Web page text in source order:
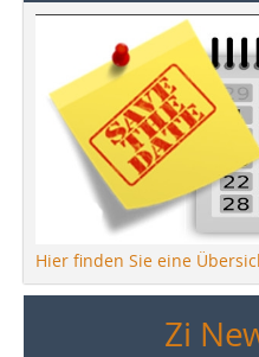
Hier finden Sie eine
Zi